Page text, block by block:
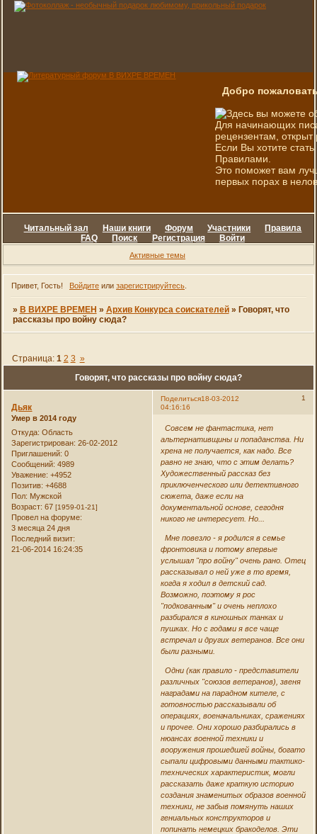
Добро
Здесь вы можете
Для начинающих
рецензентам, открыт
Если Вы хотите
Правилами.
Это поможет вам
первых порах в
Читальный зал Наши книги Форум Участники
Правила
FAQ
Поиск Регистрация Войти
Активные темы
Привет, Гость! Войдитеили зарегистрируйтесь.
» В ВИХРЕ ВРЕМЕН » Архив Конкурса соискателей » Говорят, что
рассказы про войну сюда?
Говорят, что рассказы про войну сюда?
Страница: 1 2 3 »
Поделиться 1
18-03-2012
04:16:16
Дьяк
Умер в 2014 году
Откуда: Область
Зарегистрирован: 26-02-2012
Приглашений: 0
Сообщений: 4989
Уважение: +4952
Позитив: +4688
Пол: Мужской
Возраст: 67[1959-01-21]
Провел на форуме:
3 месяца 24 дня
Последний визит:
21-06-2014 16:24:35
Совсем не фантастика, нет
альтернативщины и попаданства. Ни
хрена не получается, как надо. Все
равно не знаю, что с этим делать?
Художественный рассказ без
приключенческого или детективного
сюжета, даже если на
документальной основе, сегодня
никого не интересует. Но...
Мне повезло - я родился в семье
фронтовика и потому впервые
услышал "про войну" очень рано. Отец
рассказывал о ней уже в то время,
когда я ходил в детский сад.
Возможно, поэтому я рос
"подкованным" и очень неплохо
разбирался в киношных танках и
пушках. Но с годами я все чаще
встречал и других ветеранов. Все они
были разными.
Одни (как правило - представители
различных "союзов ветеранов), звеня
наградами на парадном кителе, с
готовностью рассказывали об
операциях, военачальниках, сражениях
и прочее. Они хорошо разбирались в
нюансах военной техники и
вооружения прошедшей войны, богато
сыпали цифровыми данными тактико-
технических характеристик, могли
рассказать даже краткую историю
создания знаменитых образов военной
техники, не забыв помянуть наших
гениальных конструкторов и
попинать немецких бракоделов. Эти